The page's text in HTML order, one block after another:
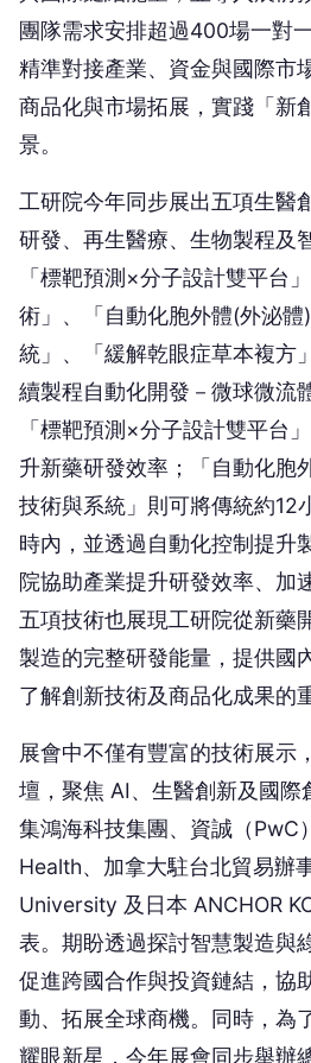
團隊需求安排超過400場一對
精準對接產業、資金與國際市
商品化與市場拓展，實踐「新
景。
工研院今年同步展出五項生醫
研發、再生醫療、生物製程及
「標靶預測×分子設計雙平台
術」、「自動化胞外體(外泌
統」、「緩解乾眼症草本複方
續製程自動化開發－微球微流
「標靶預測×分子設計雙平台
升新藥研發效率；「自動化胞
技術與系統」則可將傳統約12
時內，並透過自動化控制提升
院協助產業提升研發效率、加
五項技術也展現工研院從新藥
製造的完整研發能量，提供國
了解創新技術及商品化成果的
展會中不僅有豐富的技術展示
壇，聚焦 AI、生醫創新及國際
集鴻海科技集團、資誠（PwC
Health、加拿大駐台北貿易辦
University 及日本 ANCHOR
表。期盼透過探討智慧製造與
促進跨國合作與投資鏈結，協
動、拓展全球商機。同時，為
耀眼新星，今年展會同步舉辦